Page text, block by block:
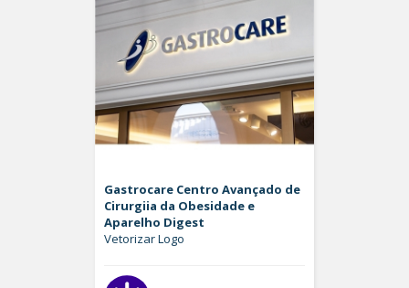
Gastrocare Centro Avançado de
Cirurgiia da Obesidade e
Aparelho Digest
Vetorizar Logo